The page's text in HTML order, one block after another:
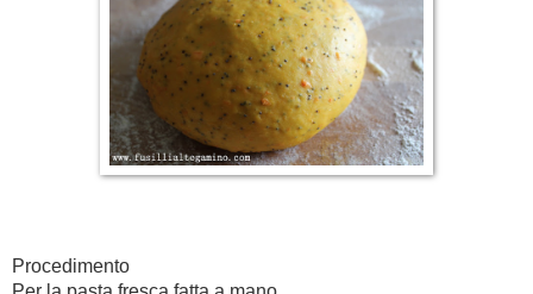
Procedimento